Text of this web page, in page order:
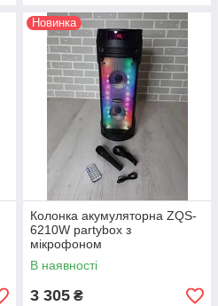
Новинка
Колонка акумуляторна ZQS-
6210W partybox з
мікрофоном
(30W/USB/BT/FM/TWS)
В наявності
3 305 ₴